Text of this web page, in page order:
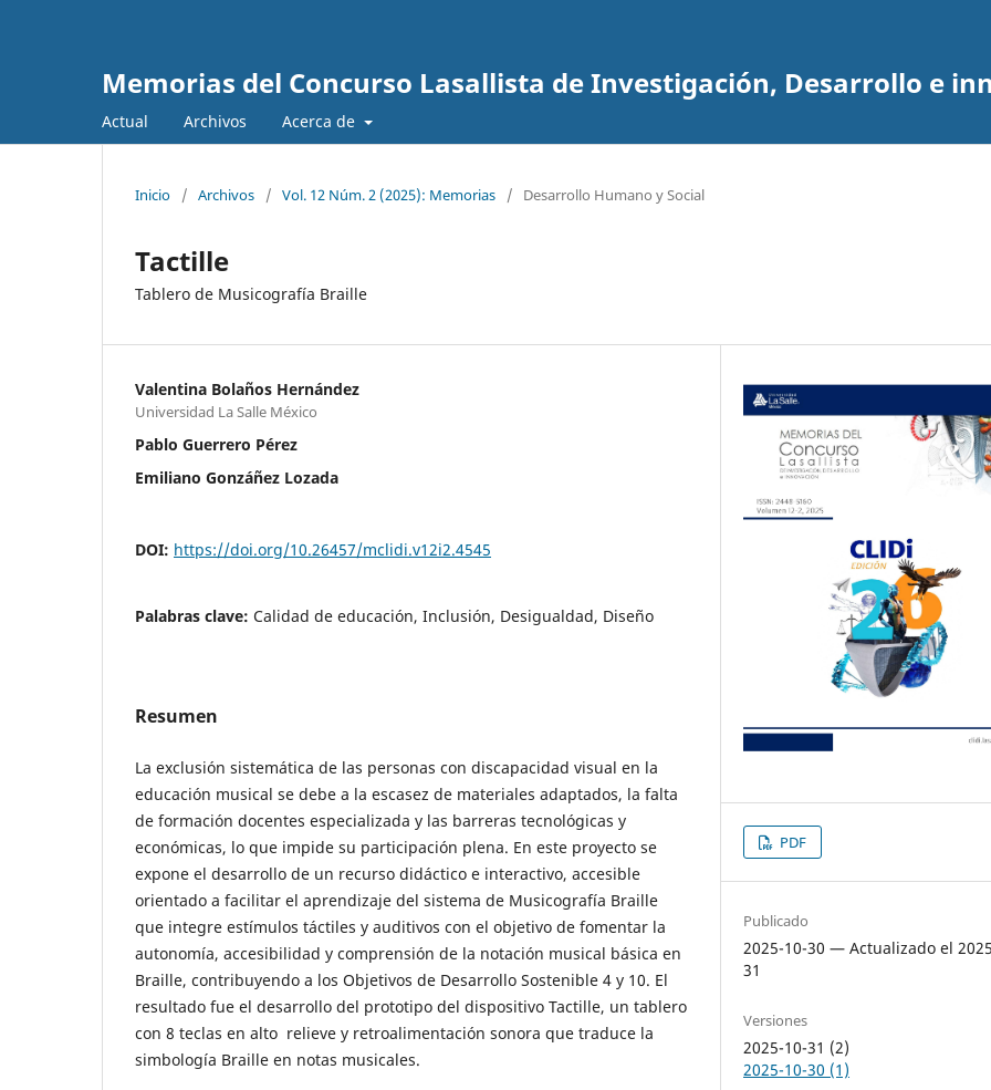
Memorias del Concurso Lasallista de Investigación, Desarrollo e
Actual Archivos Acerca de
Inicio / Archivos / Vol. 12 Núm. 2 (2025): Memorias / Desarrollo Humano y Social
Tactille
Tablero de Musicografía Braille
Valentina Bolaños Hernández
Universidad La Salle México
Pablo Guerrero Pérez
Emiliano Gonzáñez Lozada
DOI: https://doi.org/10.26457/mclidi.v12i2.4545
Palabras clave: Calidad de educación, Inclusión, Desigualdad, Diseño
Resumen
La exclusión sistemática de las personas con discapacidad visual en la
educación musical se debe a la escasez de materiales adaptados, la falta
de formación docentes especializada y las barreras tecnológicas y
económicas, lo que impide su participación plena. En este proyecto se
expone el desarrollo de un recurso didáctico e interactivo, accesible
orientado a facilitar el aprendizaje del sistema de Musicografía Braille
que integre estímulos táctiles y auditivos con el objetivo de fomentar la
autonomía, accesibilidad y comprensión de la notación musical básica en
Braille, contribuyendo a los Objetivos de Desarrollo Sostenible 4 y 10. El
resultado fue el desarrollo del prototipo del dispositivo Tactille, un tablero
con 8 teclas en alto relieve y retroalimentación sonora que traduce la
simbología Braille en notas musicales.
PDF
Publicado
2025-10-30 — Actualizado el
31
Versiones
2025-10-31 (2)
2025-10-30 (1)